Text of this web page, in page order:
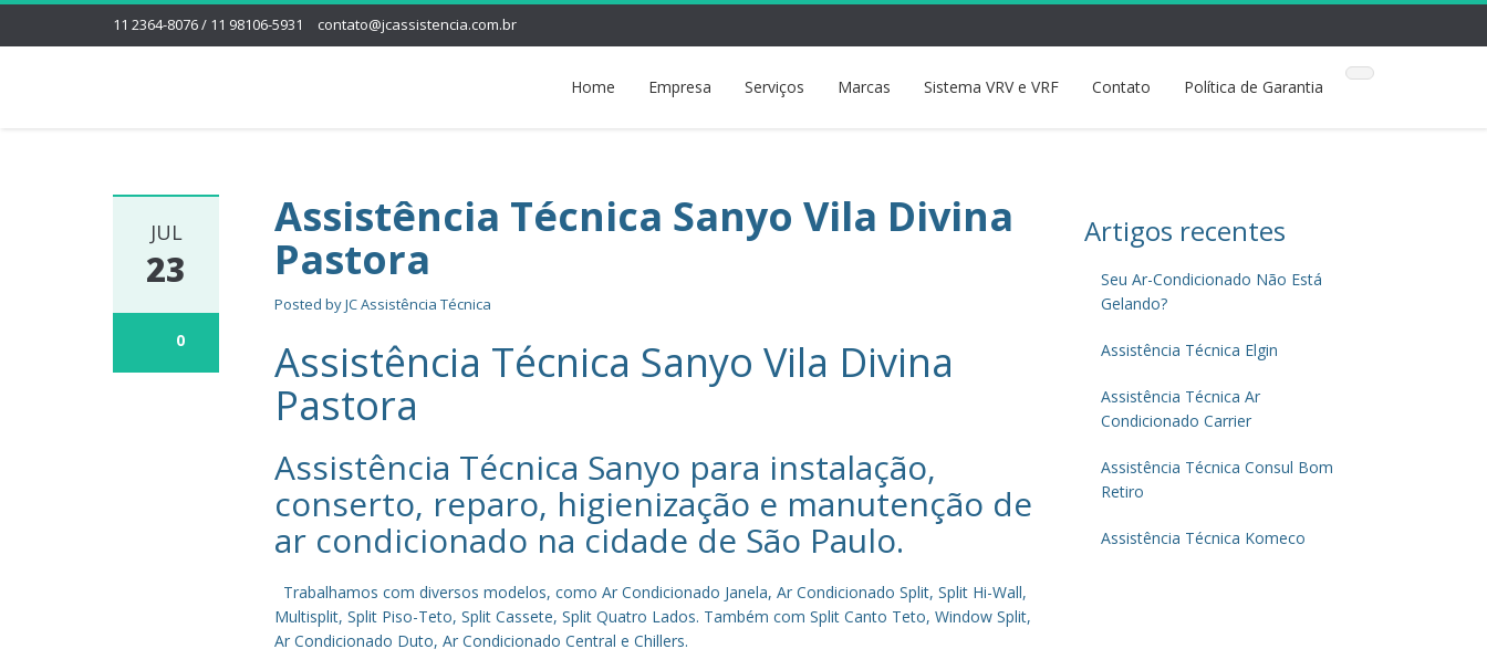
11 2364-8076 / 11 98106-5931 contato@jcassistencia.com.br
Home Empresa Serviços Marcas Sistema VRV e VRF Contato Política de Garantia
JUL
23
0
Assistência Técnica Sanyo Vila Divina
Pastora
Posted byJC Assistência Técnica
Assistência Técnica Sanyo Vila Divina
Pastora
Assistência Técnica Sanyo‎ para instalação,
conserto, reparo, higienização e manutenção de
ar condicionado na cidade de São Paulo.
Trabalhamos com diversos modelos, como Ar Condicionado Janela, Ar Condicionado Split, Split Hi-Wall,
Multisplit, Split Piso-Teto, Split Cassete, Split Quatro Lados. Também com Split Canto Teto, Window Split,
Ar Condicionado Duto, Ar Condicionado Central e Chillers.
Artigos recentes
Seu Ar-Condicionado Não Está
Gelando?
Assistência Técnica Elgin
Assistência Técnica Ar
Condicionado Carrier
Assistência Técnica Consul Bom
Retiro
Assistência Técnica Komeco